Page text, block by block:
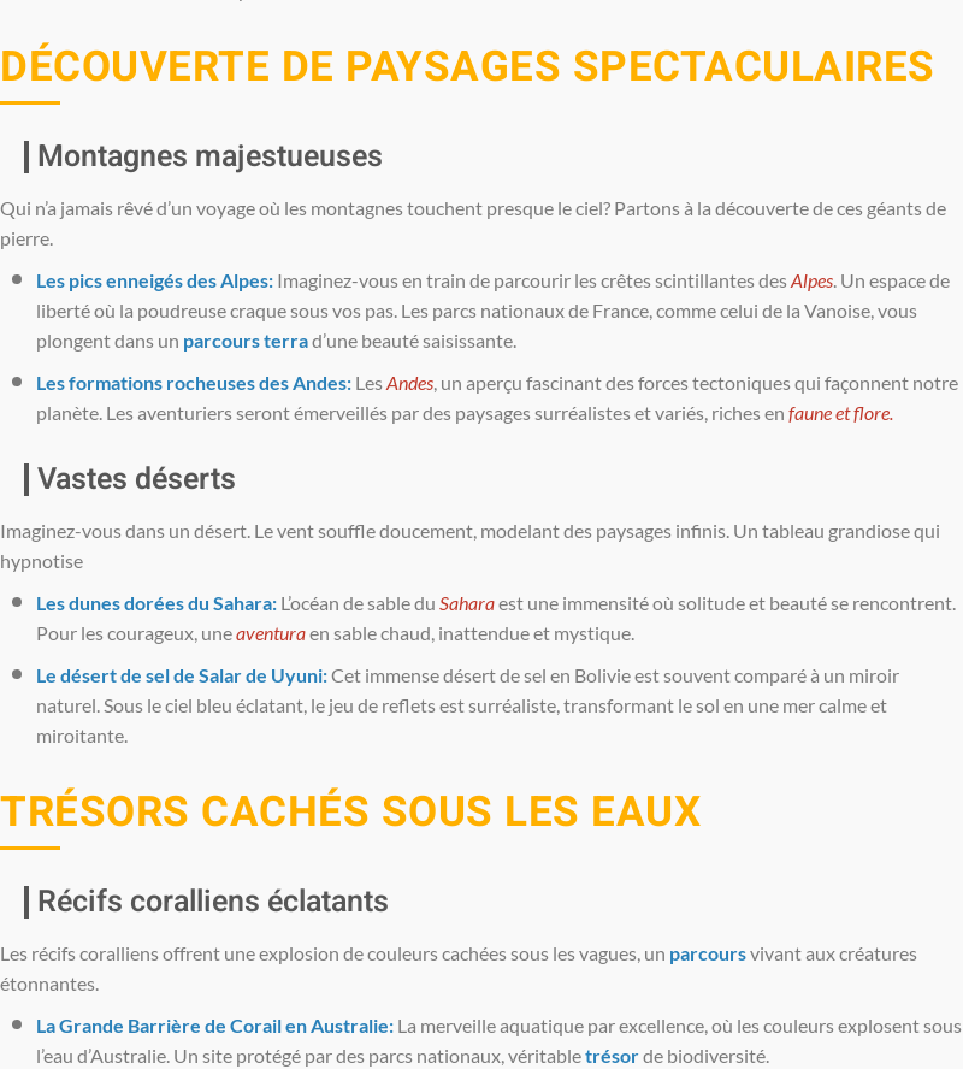
DÉCOUVERTE DE PAYSAGES SPECTACULAIRES
Montagnes majestueuses
Qui n’a jamais rêvé d’un voyage où les montagnes touchent presque le ciel? Partons à la découverte de ces géants de
pierre.
Les pics enneigés des Alpes: Imaginez-vous en train de parcourir les crêtes scintillantes desAlpes. Un espace de
liberté où la poudreuse craque sous vos pas. Les parcs nationaux de France, comme celui de la Vanoise, vous
plongent dans un parcours terrad’une beauté saisissante.
Les formations rocheuses des Andes: LesAndes, un aperçu fascinant des forces tectoniques qui façonnent notre
planète. Les aventuriers seront émerveillés par des paysages surréalistes et variés, riches en faune et flore.
Vastes déserts
Imaginez-vous dans un désert. Le vent souffle doucement, modelant des paysages infinis. Un tableau grandiose qui
hypnotise
Les dunes dorées du Sahara: L’océan de sable du Saharaest une immensité où solitude et beauté se rencontrent.
Pour les courageux, uneaventuraen sable chaud, inattendue et mystique.
Le désert de sel de Salar de Uyuni:Cet immense désert de sel en Bolivie est souvent comparé à un miroir
naturel. Sous le ciel bleu éclatant, le jeu de reflets est surréaliste, transformant le sol en une mer calme et
miroitante.
TRÉSORS CACHÉS SOUS LES EAUX
Récifs coralliens éclatants
Les récifs coralliens offrent une explosion de couleurs cachées sous les vagues, un parcoursvivant aux créatures
étonnantes.
La Grande Barrière de Corail en Australie: La merveille aquatique par excellence, où les couleurs explosent sous
l’eau d’Australie. Un site protégé par des parcs nationaux, véritabletrésorde biodiversité.